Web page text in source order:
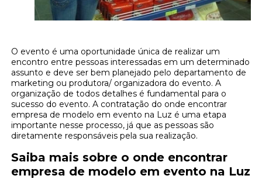
O evento é uma oportunidade única de realizar um
encontro entre pessoas interessadas em um determinado
assunto e deve ser bem planejado pelo departamento de
marketing ou produtora/ organizadora do evento. A
organização de todos detalhes é fundamental para o
sucesso do evento. A contratação do onde encontrar
empresa de modelo em evento na Luz é uma etapa
importante nesse processo, já que as pessoas são
diretamente responsáveis pela sua realização.
Saiba mais sobre o onde encontrar
empresa de modelo em evento na Luz